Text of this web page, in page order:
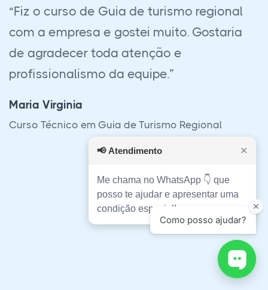
“Acabei o curso de Corretor de Imóveis foi
muito bom, estava receoso quanto à fazer
o EAD, mas realmente funciona e ajudou
muito em minha preparação profissional,
suporte sempre dado pela equipe, tirando
todas as dúvidas e auxiliando em todo o
processo. Só tenho a agradecer.”
Fernando Gama Rahal
Curso Técnico em Transações Imobiliárias
📢 Atendimento ✕
Me chama no WhatsApp 👇 que
posso te ajudar e apresentar uma
condição especial!